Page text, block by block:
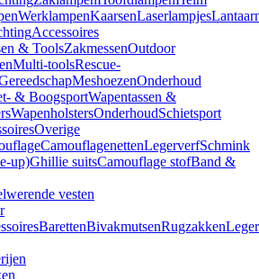
WerklampenKaarsenLaserlampjes
Accessoires
& ToolsZakmessenOutdoor
Multi-toolsRescue-
MeshoezenOnderhoud
& BoogsportWapentassen &
WapenholstersOnderhoudSchietsport
Overige
CamouflagenettenLegerverfSchmink
up)Ghillie suitsCamouflage stofBand &
vesten
BarettenBivakmutsenRugzakken